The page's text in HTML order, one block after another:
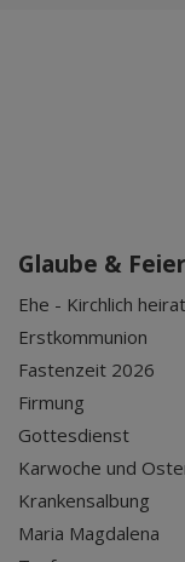
Glaube &
Ehe - Kirchlich
Erstkommunion
Fastenzeit 2026
Firmung
Gottesdienst
Karwoche und
Krankensalbung
Maria Magdalena